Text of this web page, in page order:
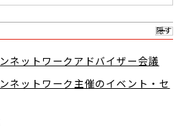
隠す
ネットワークアドバイザー会議
ネットワーク主催のイベント・セ